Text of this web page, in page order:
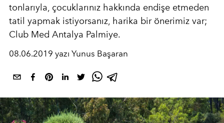
tonlarıyla, çocuklarınız hakkında endişe etmeden
tatil yapmak istiyorsanız, harika bir önerimiz var;
Club Med Antalya Palmiye.
08.06.2019 yazı Yunus Başaran